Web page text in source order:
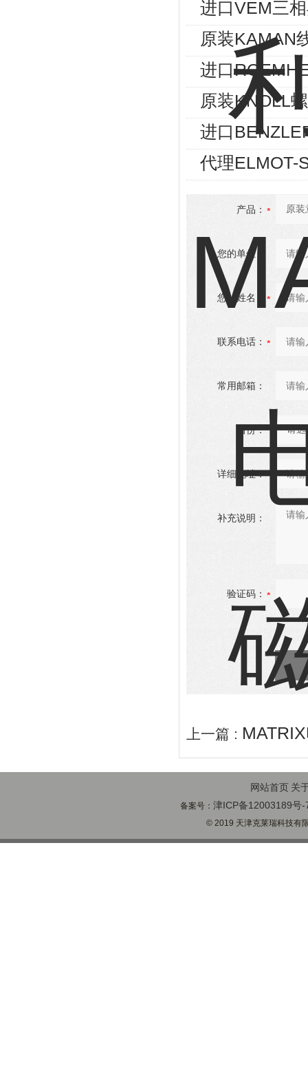
进口VEM三
原装KAMAN
进口
原装KNOLL
进口
代理ELMOT-
产品：
您的单位：
您的姓名：
联系电话：
常用邮箱：
省份：
详细地址：
补充说明：
验证码：
上一篇 :
网站首页 关
备案号：津ICP备12003189号-
© 2019 天津克莱瑞科技有